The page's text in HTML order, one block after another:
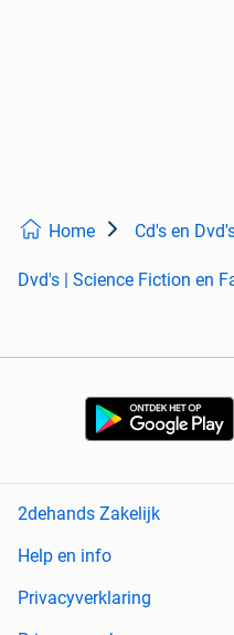
Home Cd's en
Dvd's | Science Fiction en
2dehands Zakelijk
Help en info
Privacyverklaring